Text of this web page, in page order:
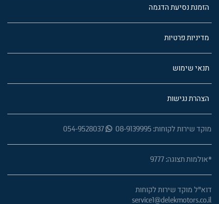
הזמנת נסיעת הדגמה
מדיניות פרטיות
תנאי שימוש
הצהרת נגישות
מוקד שירות לקוחות: 08-9139995 054-9528037
*אולמות תצוגה: 9777
דוא"ל מוקד שירות לקוחות
service1@delekmotors.co.il